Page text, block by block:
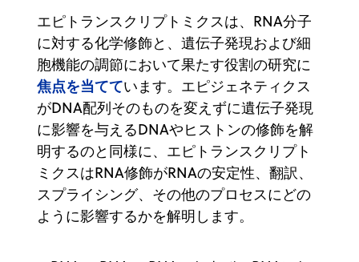
エピトランスクリプトミクスは、RNA分子
に対する化学修飾と、遺伝子発現および細
胞機能の調節において果たす役割の研究に
焦点を当てています。エピジェネティクス
がDNA配列そのものを変えずに遺伝子発現
に影響を与えるDNAやヒストンの修飾を解
明するのと同様に、エピトランスクリプト
ミクスはRNA修飾がRNAの安定性、翻訳、
スプライシング、その他のプロセスにどの
ように影響するかを解明します。